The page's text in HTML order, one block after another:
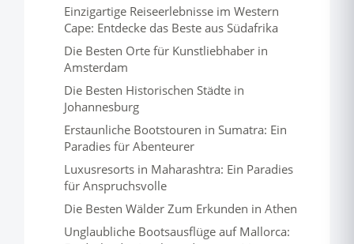
Einzigartige Reiseerlebnisse im Western
Cape: Entdecke das Beste aus Südafrika
Die Besten Orte für Kunstliebhaber in
Amsterdam
Die Besten Historischen Städte in
Johannesburg
Erstaunliche Bootstouren in Sumatra: Ein
Paradies für Abenteurer
Luxusresorts in Maharashtra: Ein Paradies
für Anspruchsvolle
Die Besten Wälder Zum Erkunden in Athen
Unglaubliche Bootsausflüge auf Mallorca: